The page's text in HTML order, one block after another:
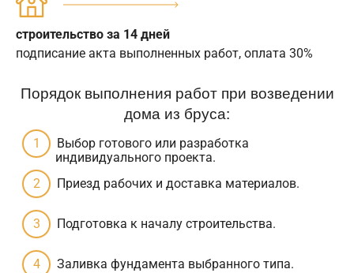
строительство за 14 дней
подписание акта выполненных работ, оплата 30%
Порядок выполнения работ при возведении
дома из бруса:
Выбор готового или разработка
индивидуального проекта.
Приезд рабочих и доставка материалов.
Подготовка к началу строительства.
Заливка фундамента выбранного типа.